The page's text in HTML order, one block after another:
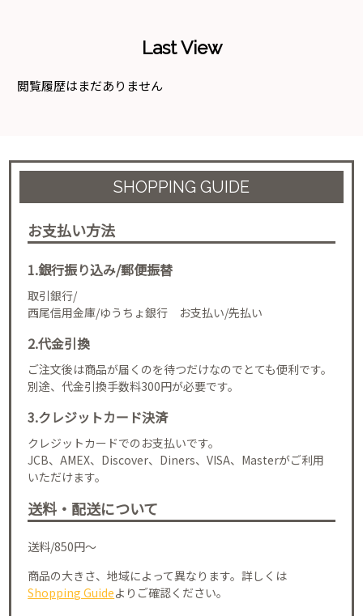
Last View
閲覧履歴はまだありません
SHOPPING GUIDE
お支払い方法
1.銀行振り込み/郵便振替
取引銀行/
西尾信用金庫/ゆうちょ銀行 お支払い/先払い
2.代金引換
ご注文後は商品が届くのを待つだけなのでとても便利です。
別途、代金引換手数料300円が必要です。
3.クレジットカード決済
クレジットカードでのお支払いです。
JCB、AMEX、Discover、Diners、VISA、Masterがご利用
いただけます。
送料・配送について
送料/850円～
商品の大きさ、地域によって異なります。詳しくは
Shopping Guideよりご確認ください。